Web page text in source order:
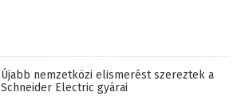
Újabb nemzetközi elismerést szereztek a
Schneider Electric gyárai